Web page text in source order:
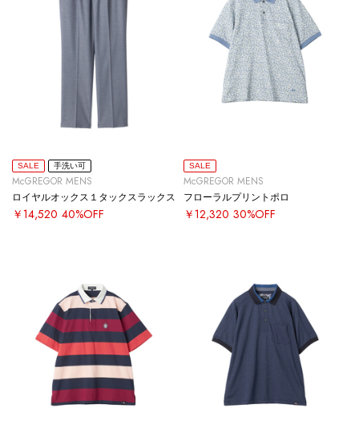
SALE 手洗い可
McGREGOR MENS
ロイヤルオックス１タックスラックス
￥14,520 40%OFF
SALE
McGREGOR MENS
フローラルプリントポロ
￥12,320 30%OFF